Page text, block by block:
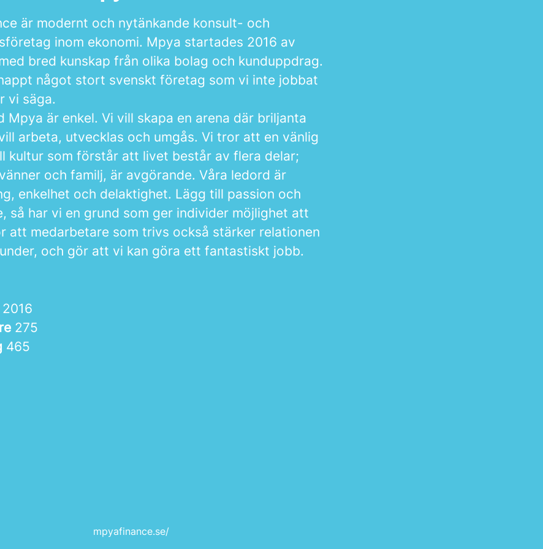
är modernt och nytänkande konsult- och
inom ekonomi. Mpya startades 2016 av
bred kunskap från olika bolag och kunduppdrag.
något stort svenskt företag som vi inte jobbat
vi säga.
Mpya är enkel. Vi vill skapa en arena där briljanta
arbeta, utvecklas och umgås. Vi tror att en vänlig
kultur som förstår att livet består av flera delar;
och familj, är avgörande. Våra ledord är
enkelhet och delaktighet. Lägg till passion och
så har vi en grund som ger individer möjlighet att
att medarbetare som trivs också stärker relationen
och gör att vi kan göra ett fantastiskt jobb.
2016
275
465
mpyafinance.se/